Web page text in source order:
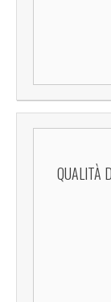
QUALITÀ